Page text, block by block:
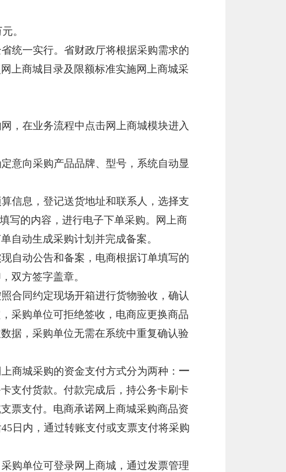
。
统一实行。省财政厅将根据采购需求的
上商城目录及限额标准实施网上商城采
，在业务流程中点击网上商城模块进入
意向采购产品品牌、型号，系统自动显
信息，登记送货地址和联系人，选择支
写的内容，进行电子下单采购。网上商
自动生成采购计划并完成备案。
自动公告和备案，电商根据订单填写的
双方签字盖章。
合同约定现场开箱进行货物验收，确认
采购单位可拒绝签收，电商应更换商品
据，采购单位无需在系统中重复确认验
商城采购的资金支付方式分为两种： 一
支付货款。付款完成后，持公务卡刷卡
票支付。电商承诺网上商城采购商品资
日内，通过转账支付或支票支付将采购
购单位可登录网上商城，通过发票管理